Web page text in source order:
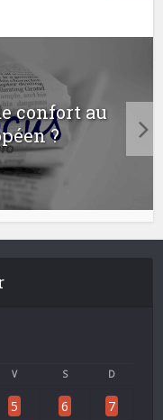
confort au
?
V S D
5 6 7